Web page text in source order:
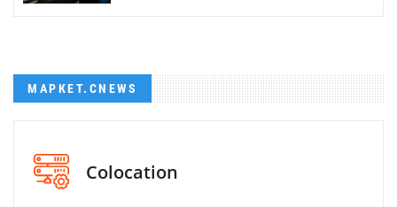
МАРКЕТ.CNEWS
Colocation